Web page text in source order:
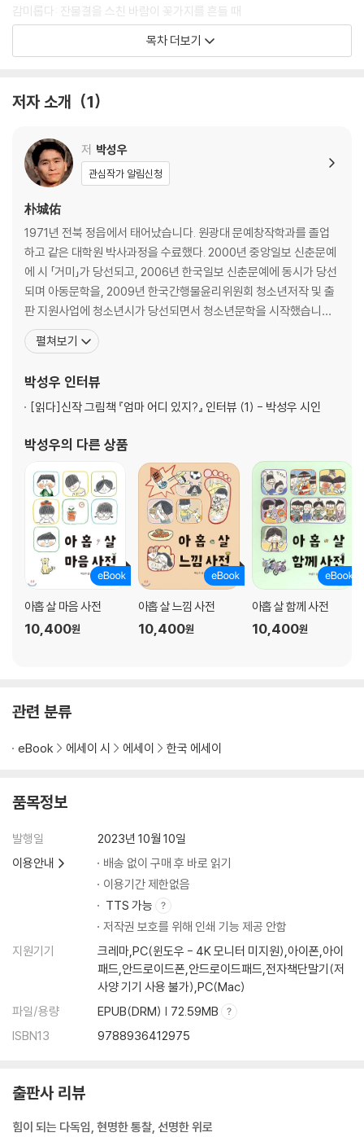
감미롭다: 잔물결을 스친 바람이 꽃가지를 흔들 때
갑갑하다: 도무지 출구가 보이지 않아
갑작스럽다: 이제 자리 좀 잡나 싶었는데
거북하다: 숨겨져 있는 가시가 선명히 보여
경쾌하다: 잎과 잎을 슬쩍슬쩍 흔들어 부딪치며
고달프다: 몸살에 걸린 몸이 나를 끌고
고소하다: 안타깝긴 해도 속이 다 시원하게
고약하다: 그저 보고만 있을 수 없을 만큼
고요하다: 말없이 제 할 일 해내는 것들은
곤혹스럽다: 이러지도 저러지도 못하고
공손하다: 으레 함부로 말하거나 행동하지 않고
과감하다: 거침없이 성큼성큼 뻗어가면서
관대하다: 기꺼이 더 지친 사람을 쉬게
구차하다: 주저리주저리 말할수록 자꾸
근사하다: 한걸음 더 내 안으로 들어온 너
기운차다: 아직 닿아본 적 없는 지점을 향해
나약하다: 흔들리거나 흔들어보거나
냉정하다: 발등 위로 떨어지는 차가운 말
넉넉하다: 바다를 보다가 바다가 되어
느긋하다: 더딘 걸음이었지만 그새 여기까지
다급하다: 머릿속은 하얗거나 까맣고
단단하다: 조급하지 않게 세상으로 나아가면서
달콤하다: 너와 내가 함께하는 시간이
대견하다: 나의 어깨를 토닥여주고 싶은 밤
두렵다: 무심히 먼 날들을 떠올리다보면
따끈하다: 얼었던 몸이 스르륵 풀리면서
무감각하다: 귓속으로 들어오지 않는 말
무기력하다: 아무런 기운도 힘도 없어서
무안하다: 어디에 시선을 두어야 할지 모르겠어서
벅차다: 폴짝 뛰어오르면 하늘이 닿을 만큼
부담스럽다: 한 발짝 다가오면 세 발짝 뒤로
부질없다: 이제 와서 괜히 후회하는 척하지 마라
분하다: 잠시도 견딜 수 없이
불편하다: 밥이 넘어가지 않을 정도로
비굴하다: 굽실굽실 허리를 굽혀가며
비참하다: 내 바로 앞에서 지하철 막차는 가고
뻔뻔하다: 부끄러움을 모르는 너
뼈아프다: 별거 아니겠지 하고 넘어갔던 일
사랑스럽다: 이미 내 안에 들어와 있는 너
시무룩하다: 아직 적응이 되지 않아서
쑥스럽다: 아직은 아니라는 생각이어서
쓰라리다: 아직 인정할 수 없는 마음이
목차 더보기
저자 소개 1
저 박성우
관심작가 알림신청
朴城佑
1971년 전북 정읍에서 태어났습니다. 원광대 문예창작학과를 졸업
하고 같은 대학원 박사과정을 수료했다. 2000년 중앙일보 신춘문예
에 시 「거미」가 당선되고, 2006년 한국일보 신춘문예에 동시가 당선
되며 아동문학을, 2009년 한국간행물윤리위원회 청소년저작 및 출
판 지원사업에 청소년시가 당선되면서 청소년문학을 시작했습니다.
걷는 것을 좋아하는 시인이다. 책을 통해 독자들의 마음에 한 발짝 더
다가서고 싶습니다. 시집 『거미』, 『가뜬한 잠』, 『웃는 연습』, 『자두나
퀴』, 『박성우 시인의 첫말
펼쳐보기
박성우 인터뷰
[읽다]신작 그림책 『엄마 어디 있지?』 인터뷰 (1) - 박성우 시인
박성우의 다른 상품
아홉 살 마음 사전
10,400원
아홉 살 느낌 사전
10,400원
아홉 살 함께 사전
10,400원
관련 분류
eBook 에세이 시 에세이 한국 에세이
품목정보
발행일
2023년 10월 10일
이용안내
배송 없이 구매 후 바로 읽기
이용기간 제한없음
TTS 가능
저작권 보호를 위해 인쇄 기능 제공 안함
지원기기
크레마,PC(윈도우 - 4K 모니터 미지원),아이폰,아이
패드,안드로이드폰,안드로이드패드,전자책단말기(저
사양 기기 사용 불가),PC(Mac)
파일/용량
EPUB(DRM) | 72.59MB
ISBN13
9788936412975
출판사 리뷰
힘이 되는 다독임, 현명한 통찰, 선명한 위로